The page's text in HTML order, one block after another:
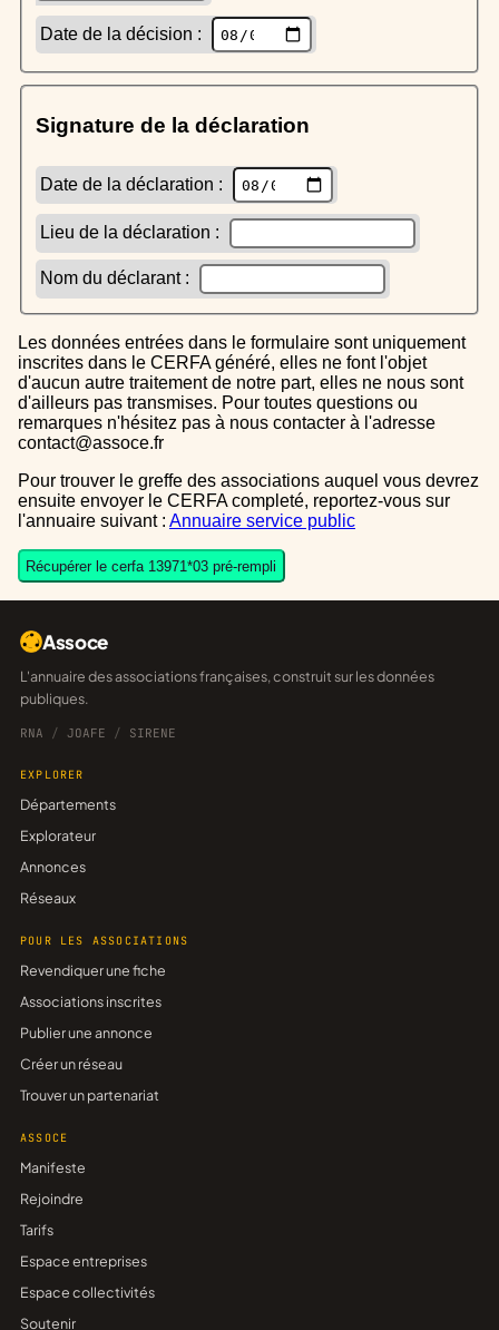
Date de la décision :
Signature de la déclaration
Date de la déclaration :
Lieu de la déclaration :
Nom du déclarant :
Les données entrées dans le formulaire sont uniquement
inscrites dans le CERFA généré, elles ne font l'objet
d'aucun autre traitement de notre part, elles ne nous sont
d'ailleurs pas transmises. Pour toutes questions ou
remarques n'hésitez pas à nous contacter à l'adresse
contact@assoce.fr
Pour trouver le greffe des associations auquel vous devrez
ensuite envoyer le CERFA completé, reportez-vous sur
l'annuaire suivant : Annuaire service public
Récupérer le cerfa 13971*03 pré-rempli
Assoce
L'annuaire des associations françaises, construit sur les données
publiques.
RNA / JOAFE / SIRENE
EXPLORER
Départements
Explorateur
Annonces
Réseaux
POUR LES ASSOCIATIONS
Revendiquer une fiche
Associations inscrites
Publier une annonce
Créer un réseau
Trouver un partenariat
ASSOCE
Manifeste
Rejoindre
Tarifs
Espace entreprises
Espace collectivités
Soutenir